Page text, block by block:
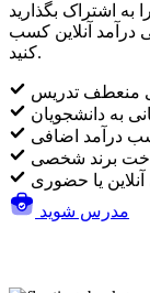
درآمد آنلاین کسب
کنید.
منعطف تدریس
به دانشجویان
درآمد اضافی
برند شخصی
یا حضوری
مدرس شوید